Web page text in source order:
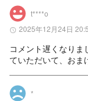
t****o
2025年12月24日
コメント遅くなりま
ていただいて、おま
*